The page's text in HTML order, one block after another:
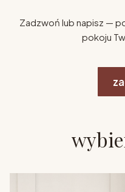
Zadzwoń lub napisz —
pokoju